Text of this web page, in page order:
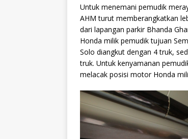
Untuk menemani pemudik
AHM turut memberangkatkan
dari lapangan parkir Bhanda
Honda milik pemudik tujuan
Solo diangkut dengan 4 truk,
truk. Untuk kenyamanan
melacak posisi motor Honda